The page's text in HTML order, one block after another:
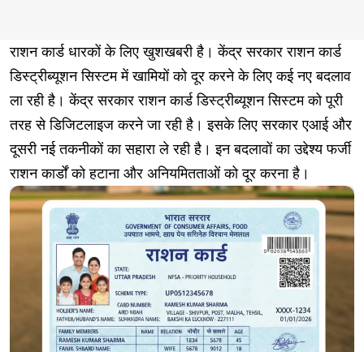
राशन कार्ड धारकों के लिए खुशखबरी है। केंद्र सरकार राशन कार्ड
डिस्ट्रीब्यूशन सिस्टम में खामियों को दूर करने के लिए कई नए बदलाव
ला रही है। केंद्र सरकार राशन कार्ड डिस्ट्रीब्यूशन सिस्टम को पूरी
तरह से डिजिटलाइज करने जा रही है। इसके लिए सरकार एआई और
दूसरी नई तकनीकों का सहारा ले रही है। इन बदलावों का उद्देश्य फर्जी
राशन कार्डों को हटाना और अनियमितताओं को दूर करना है।